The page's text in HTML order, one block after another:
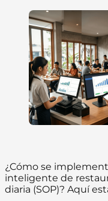
¿Cómo se
inteligente de
diaria (SOP)? Aquí